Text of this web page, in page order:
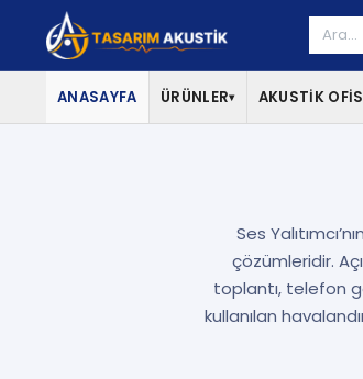
ANASAYFA ÜRÜNLER▾ AKUSTİK
Ses
çözümleridir.
toplantı, telefon
kullanılan